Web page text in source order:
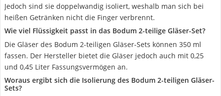
Jedoch sind sie doppelwandig isoliert, weshalb man sich bei
heißen Getränken nicht die Finger verbrennt.
Wie viel Flüssigkeit passt in das Bodum 2-teilige Gläser-Set?
Die Gläser des Bodum 2-teiligen Gläser-Sets können 350 ml
fassen. Der Hersteller bietet die Gläser jedoch auch mit 0,25
und 0,45 Liter Fassungsvermögen an.
Woraus ergibt sich die Isolierung des Bodum 2-teiligen Gläser-
Sets?